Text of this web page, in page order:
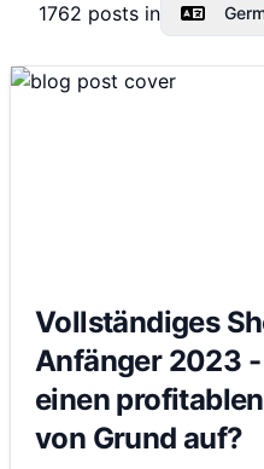
1762 posts in
Vollständiges
Anfänger 2023
einen
von Grund auf?